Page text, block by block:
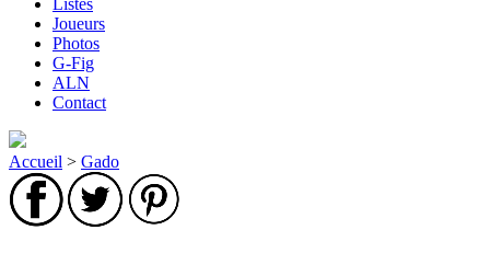
Listes
Joueurs
Photos
G-Fig
ALN
Contact
Accueil > Gado